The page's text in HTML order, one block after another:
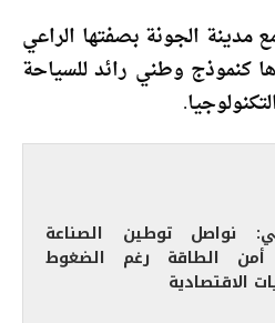
مدينة الجونة بصفتها الراعي
كنموذج وطني رائد للسياحة
نواصل توطين الصناعة
أمن الطاقة رغم الضغوط
الاقتصادية